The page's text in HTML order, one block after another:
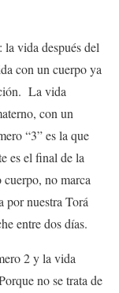
vida después del
con un cuerpo ya
La vida
con un
“3” es la que
es el final de la
no marca
por nuestra Torá
entre dos días.
2 y la vida
no se trata de